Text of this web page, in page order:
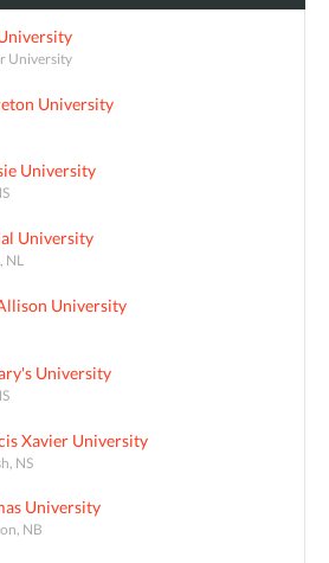
University
University
University
University
NL
University
University
Xavier University
NS
University
NB